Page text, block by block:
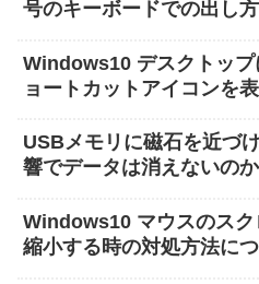
号のキーボードでの出し
Windows10 デスクトッ
ョートカットアイコンを
USBメモリに磁石を近づ
響でデータは消えないの
Windows10 マウスのスク
縮小する時の対処方法に